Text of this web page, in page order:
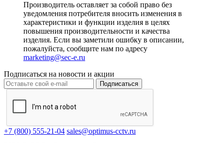
Производитель оставляет за собой право без
уведомления потребителя вносить изменения в
характеристики и функции изделия в целях
повышения производительности и качества
изделия. Если вы заметили ошибку в описании,
пожалуйста, сообщите нам по адресу
marketing@sec-e.ru
Подписаться на новости и акции
Подписаться
+7 (800) 555-21-04 sales@optimus-cctv.ru